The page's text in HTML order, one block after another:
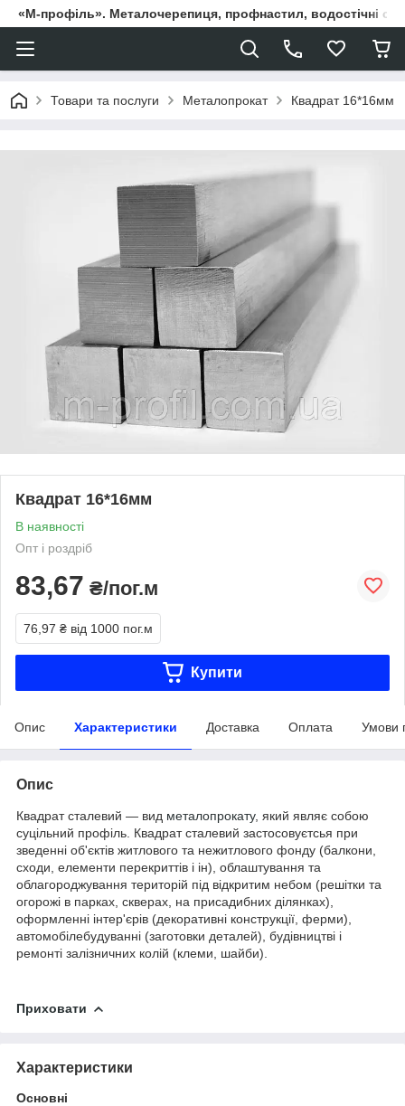
«М-профіль». Металочерепиця, профнастил, водостічні
Товари та послуги Металопрокат Квадрат 16*16мм
Квадрат 16*16мм
В наявності
Опт і роздріб
83,67 ₴/пог.м
76,97 ₴ від 1000 пог.м
Купити
Опис Характеристики Доставка Оплата Умови
Опис
Квадрат сталевий — вид металопрокату, який являє собою
суцільний профіль. Квадрат сталевий застосовуєтсья при
зведенні об'єктів житлового та нежитлового фонду (балкони,
сходи, елементи перекриттів і ін), облаштування та
облагороджування територій під відкритим небом (решітки та
огорожі в парках, скверах, на присадибних ділянках),
оформленні інтер'єрів (декоративні конструкції, ферми),
автомобілебудуванні (заготовки деталей), будівництві і
ремонті залізничних колій (клеми, шайби).
Приховати
Характеристики
Основні